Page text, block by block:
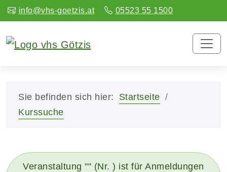
info@vhs-goetzis.at 05523 55 1500
Sie befinden sich hier:
Startseite
Kurssuche
Veranstaltung "" (Nr. ) ist für Anmeldungen